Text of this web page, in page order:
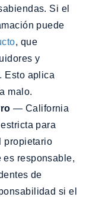
Si el
puede
, que
y
Esto aplica
malo.
— California
para
propietario
es responsable,
de
si el